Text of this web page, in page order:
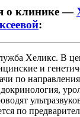
о клинике —
:
Хеликс. В
и
по
по